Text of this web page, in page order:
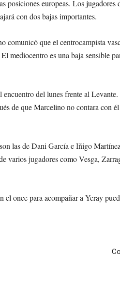
posiciones europeas. Los jugadores
con dos bajas importantes.
comunicó que el centrocampista
mediocentro es una baja sensible
del lunes frente al
de que Marcelino no contara con
las de Dani García e Iñigo
varios jugadores como Vesga,
once para acompañar a Yeray